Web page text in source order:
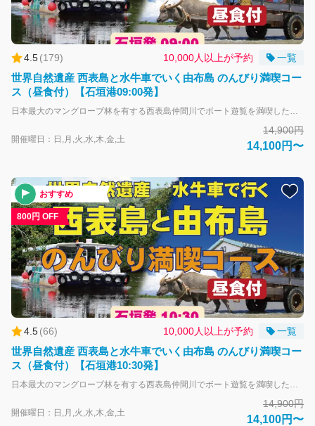
4.5(179) 10,000人以上が予約 一覧
世界自然遺産 西表島と水牛車でいく由布島 のんびり満喫コー
ス（昼食付）【石垣港09:00発】
日本最大のマングローブ林を有する西表島仲間川でボート遊覧を満喫したあとは、水牛車に乗り海を渡って由布島へ。 周囲約2kmの小さな島全体が亜熱帯植物園となっています。島内見学と、園内のレストランでブッフェ（1回取りきり）をお楽しみください。 2021年に世界自然遺産に登録された西表島では珍しい動植物が出迎えてくれます。 水牛車に揺られながら向かう由布島への道中には、浅瀬の海が広がる沖縄らしい景色が望めます。 イリオモテヤマネコの保護活動の拠点「野生生物保護センター」立ち寄りあり！ 島でも滅多に見ることができないイリオモテヤマネコや西表島に生息する生き物の標本や映像資料を見学することができます。 ※休館日及び混雑時は立ち寄り無しとなります。ご了承ください。 休館日：毎週月曜日（月曜日が祝日の場合は翌火曜日が休館） ６月２３日（慰霊の日）、年末年始（１２月２９日～１月３日） ※地域の行事や剥製の燻蒸のため臨時で休館となる日があります。 小さなお子様からご年配の方まで楽しんでいただける「西表島」と「由布島」をのんびりとめぐる人気のコースです。 大人-中学生以上 子供-小学生 幼児-未就学児
開催曜日：日,月,火,水,木,金,土
14,900円
14,100円〜
おすすめ
800円 OFF
4.5(66) 10,000人以上が予約 一覧
世界自然遺産 西表島と水牛車でいく由布島 のんびり満喫コー
ス（昼食付）【石垣港10:30発】
日本最大のマングローブ林を有する西表島仲間川でボート遊覧を満喫したあとは、水牛車に乗り海を渡って由布島へ。 周囲約2kmの小さな島全体が亜熱帯植物園となっています。島内見学と、園内のレストランでブッフェ（1回取りきり）をお楽しみください。 2021年に世界自然遺産に登録された西表島では珍しい動植物が出迎えてくれます。 水牛車に揺られながら向かう由布島への道中には、浅瀬の海が広がる沖縄らしい景色が望めます。 イリオモテヤマネコの保護活動の拠点「野生生物保護センター」立ち寄りあり！ 島でも滅多に見ることができないイリオモテヤマネコや西表島に生息する生き物の標本や映像資料を見学することができます。 ※休館日及び混雑時は立ち寄り無しとなります。ご了承ください。 休館日：毎週月曜日（月曜日が祝日の場合は翌火曜日が休館） ６月２３日（慰霊の日）、年末年始（１２月２９日～１月３日） ※地域の行事や剥製の燻蒸のため臨時で休館となる日があります。 小さなお子様からご年配の方まで楽しんでいただける「西表島」と「由布島」をのんびりとめぐる人気のコースです。 大人-中学生以上 子供-小学生 幼児-未就学児
開催曜日：日,月,火,水,木,金,土
14,900円
14,100円〜